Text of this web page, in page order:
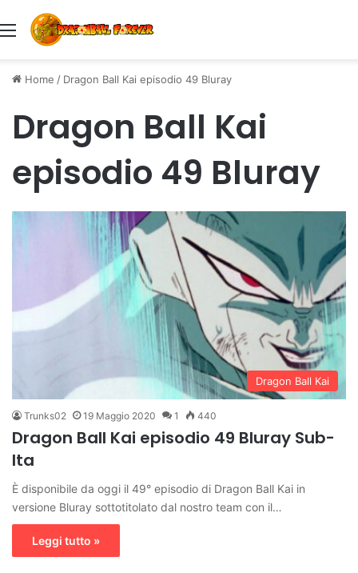
Menu
Home / Dragon Ball Kai episodio 49 Bluray
Dragon Ball Kai
episodio 49 Bluray
Dragon Ball Kai
Trunks02 19 Maggio 2020 1 440
Dragon Ball Kai episodio 49 Bluray Sub-
Ita
È disponibile da oggi il 49° episodio di Dragon Ball Kai in
versione Bluray sottotitolato dal nostro team con il…
Leggi tutto »